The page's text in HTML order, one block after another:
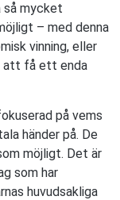
så mycket
– med denna
vinning, eller
att få ett enda
på vems
händer på. De
möjligt. Det är
som har
huvudsakliga